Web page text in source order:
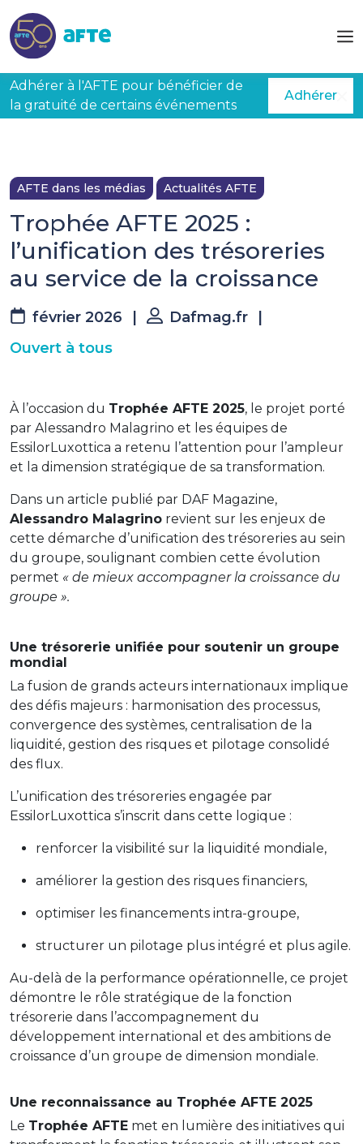
Adhérer à l'AFTE pour bénéficier de
la gratuité de certains événements
Adhérer
AFTE dans les médias Actualités AFTE
Trophée AFTE 2025 :
l’unification des trésoreries
au service de la croissance
février 2026 Dafmag.fr
Ouvert à tous
À l’occasion du Trophée AFTE 2025, le projet porté
par Alessandro Malagrino et les équipes de
EssilorLuxottica a retenu l’attention pour l’ampleur
et la dimension stratégique de sa transformation.
Dans un article publié par DAF Magazine,
Alessandro Malagrino revient sur les enjeux de
cette démarche d’unification des trésoreries au sein
du groupe, soulignant combien cette évolution
permet « de mieux accompagner la croissance du
groupe ».
Une trésorerie unifiée pour soutenir un groupe
mondial
La fusion de grands acteurs internationaux implique
des défis majeurs : harmonisation des processus,
convergence des systèmes, centralisation de la
liquidité, gestion des risques et pilotage consolidé
des flux.
L’unification des trésoreries engagée par
EssilorLuxottica s’inscrit dans cette logique :
renforcer la visibilité sur la liquidité mondiale,
améliorer la gestion des risques financiers,
optimiser les financements intra-groupe,
structurer un pilotage plus intégré et plus agile.
Au-delà de la performance opérationnelle, ce projet
démontre le rôle stratégique de la fonction
trésorerie dans l’accompagnement du
développement international et des ambitions de
croissance d’un groupe de dimension mondiale.
Une reconnaissance au Trophée AFTE 2025
Le Trophée AFTE met en lumière des initiatives qui